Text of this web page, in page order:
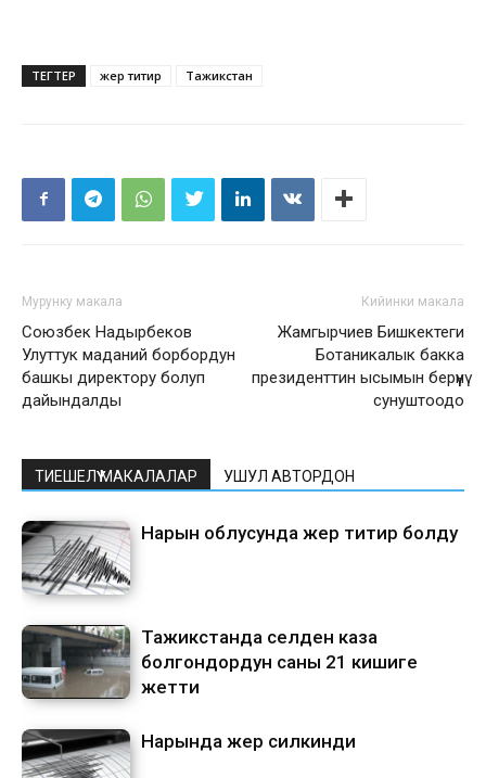
ТЕГТЕР жер титирөө Тажикстан
Мурунку макала
Союзбек Надырбеков
Улуттук маданий борбордун
башкы директору болуп
дайындалды
Кийинки макала
Жамгырчиев Бишкектеги
Ботаникалык бакка
президенттин ысымын берүүнү
сунуштоодо
ТИЕШЕЛҮҮ МАКАЛАЛАР УШУЛ АВТОРДОН
Нарын облусунда жер титирөө болду
Тажикстанда селден каза
болгондордун саны 21 кишиге
жетти
Нарында жер силкинди